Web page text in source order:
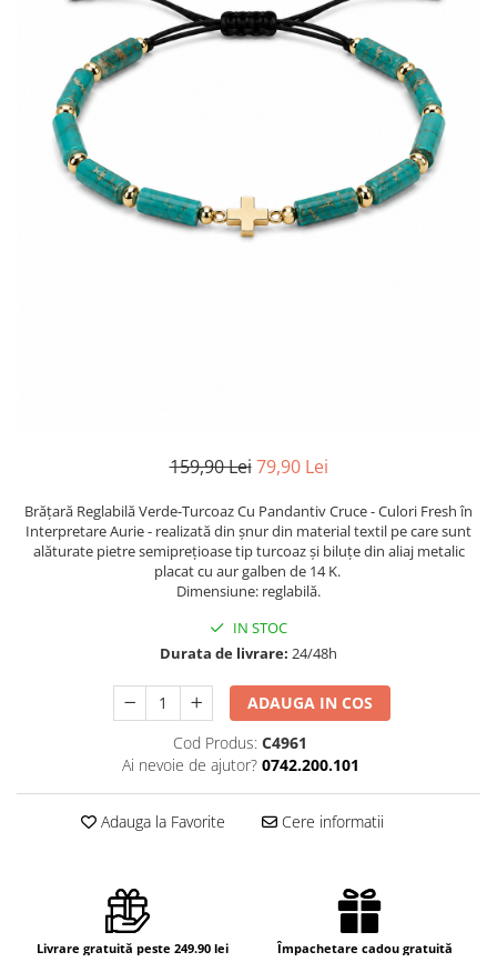
159,90 Lei 79,90 Lei
Brățară Reglabilă Verde-Turcoaz Cu Pandantiv Cruce - Culori Fresh în
Interpretare Aurie - realizată din șnur din material textil pe care sunt
alăturate pietre semiprețioase tip turcoaz și biluțe din aliaj metalic
placat cu aur galben de 14 K.
Dimensiune: reglabilă.
IN STOC
Durata de livrare: 24/48h
ADAUGA IN COS
Cod Produs: C4961
Ai nevoie de ajutor? 0742.200.101
Adauga la Favorite Cere informatii
Livrare gratuită peste 249.90 lei Împachetare cadou gratuită